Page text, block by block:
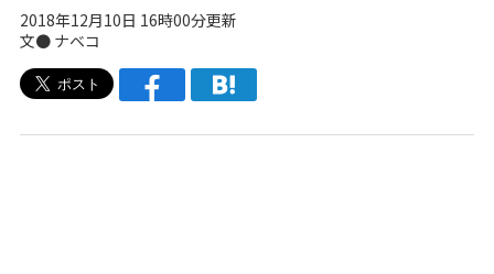
2018年12月10日 16時00分更新
文● ナベコ